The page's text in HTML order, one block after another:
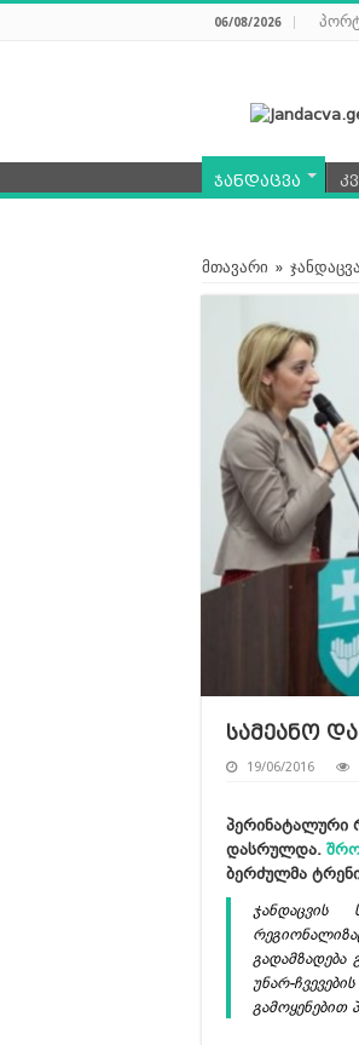
06/08/2026
ჯანდაცვა
მთავარი » ჯანდაცვა
სამეანო
19/06/2016
პერინატალური
დასრულდა.
ბერძულმა
ჯანდაცვის
უნარ-
გამოყენებით